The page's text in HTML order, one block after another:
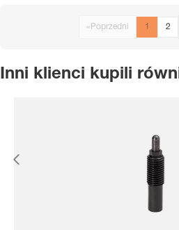
« Poprzedni 1 2
Inni klienci kupili